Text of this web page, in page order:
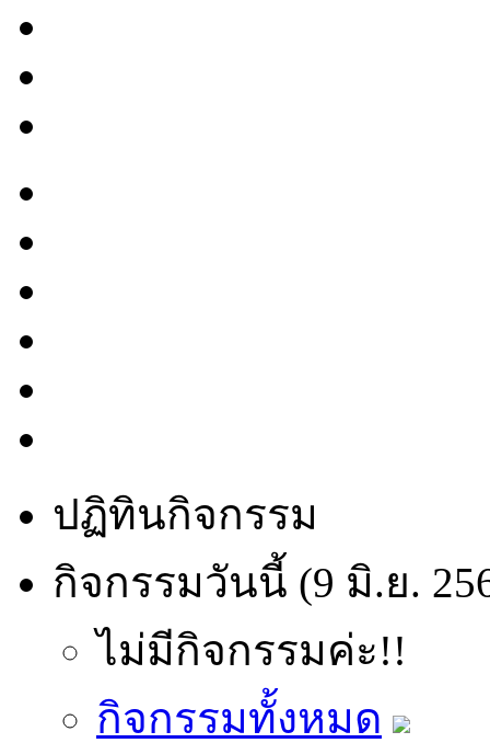
ปฏิทินกิจกรรม
กิจกรรมวันนี้ (9 มิ.ย.
ไม่มีกิจกรรมค่ะ!!
กิจกรรมทั้งหมด